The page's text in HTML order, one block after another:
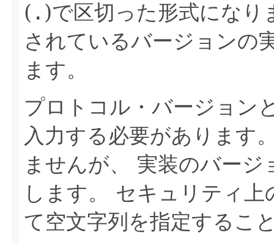
( . )で区切った形式になり
されているバージョンの
ます。
プロトコル・バージョン
入力する必要があります
ませんが、
実装のバージ
します。
セキュリティ上
て空文字列を指定するこ